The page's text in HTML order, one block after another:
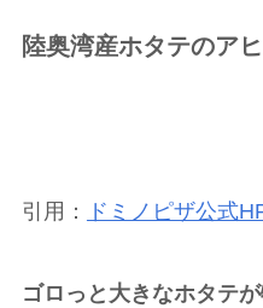
陸奥湾産ホタテのア
引用： ドミノピザ公式
ゴロっと大きなホタテ